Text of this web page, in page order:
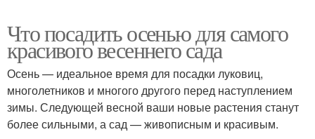
Что посадить осенью для самого
красивого весеннего сада
Осень — идеальное время для посадки луковиц,
многолетников и многого другого перед наступлением
зимы. Следующей весной ваши новые растения станут
более сильными, а сад — живописным и красивым.